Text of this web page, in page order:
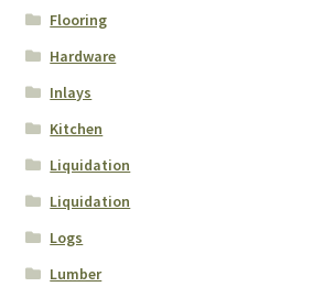
Calculs
Entretien
Environnement
Flooring
Hardware
Inlays
Kitchen
Liquidation
Liquidation
Logs
Lumber